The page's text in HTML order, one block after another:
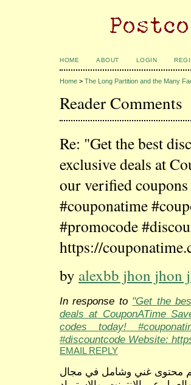
HOME ABOUT LOGIN
Home > The Long Partition and the Many
Reader Comments
Re: "Get the best
exclusive deals at
our verified
#couponatime
#promocode
https://
by alexbb jhon jhon
In response to "Get the
deals at CouponATime
codes today!
#discountcode Website:
EMAIL REPLY
محتوى غني وشامل في مجال